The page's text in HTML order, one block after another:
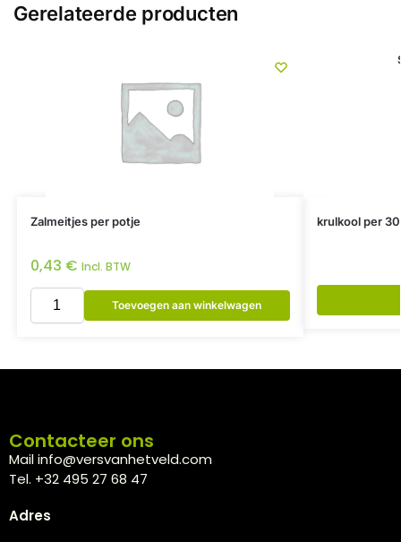
Gerelateerde producten
Zalmeitjes per potje
0,43 € Incl. BTW
Toevoegen aan winkelwagen
krulkool per
Contacteer ons
Mail info@versvanhetveld.com
Tel. +32 495 27 68 47
Adres